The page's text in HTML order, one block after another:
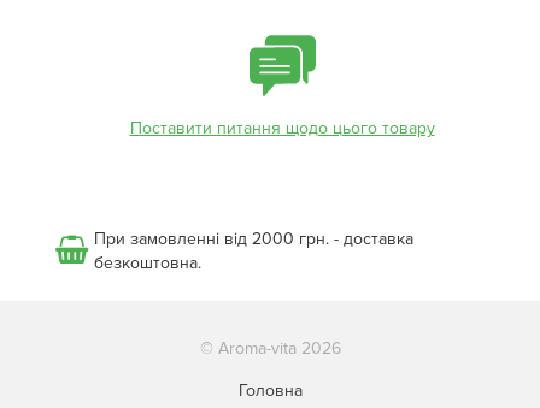
Поставити питання щодо цього товару
При замовленні від 2000 грн. - доставка
безкоштовна.
© Aroma-vita 2026
Головна